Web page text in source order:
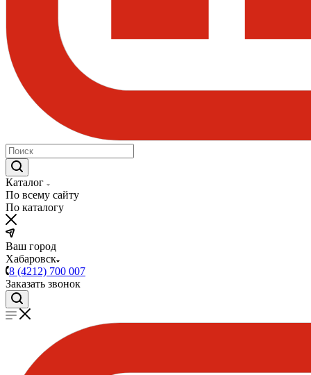
Каталог
По всему сайту
По каталогу
Ваш город
Хабаровск
8 (4212) 700 007
Заказать звонок